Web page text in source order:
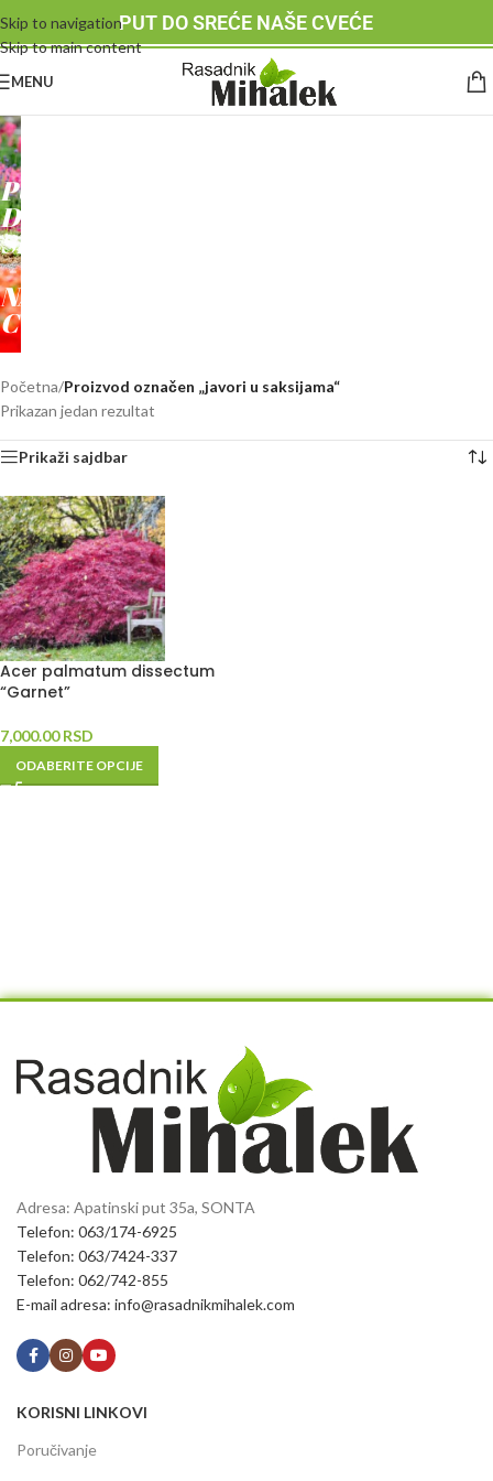
Skip to navigation
Skip to main content
PUT DO SREĆE NAŠE CVEĆE
MENU
RASADNIK
MIHALEK
PUT
DO
SREĆE
-
NAŠE
CVEĆE
Početna/Proizvod označen „javori u saksijama“
Prikazan jedan rezultat
Prikaži sajdbar
Acer palmatum dissectum
“Garnet”
7,000.00RSD
ODABERITE OPCIJE
Adresa: Apatinski put 35a, SONTA
Telefon: 063/174-6925
Telefon: 063/7424-337
Telefon: 062/742-855
E-mail adresa: info@rasadnikmihalek.com
KORISNI LINKOVI
Poručivanje